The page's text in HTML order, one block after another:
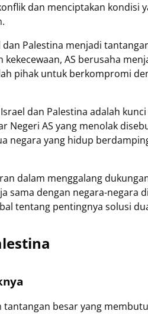
dan menciptakan kondisi
Palestina menjadi
AS berusaha
pihak untuk berkompromi
dan Palestina adalah
Negeri AS yang menolak
negara yang hidup
dalam menggalang
sama dengan negara-negara
tentang pentingnya solusi
tantangan besar yang